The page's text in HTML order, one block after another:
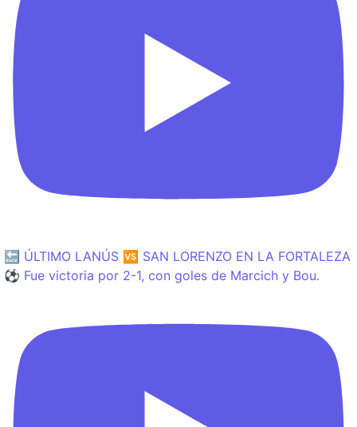
🔙 ÚLTIMO LANÚS 🆚 SAN LORENZO EN LA FORTALEZA
⚽️ Fue victoria por 2-1, con goles de Marcich y Bou.